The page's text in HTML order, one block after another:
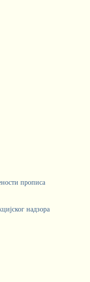
прописа
надзора